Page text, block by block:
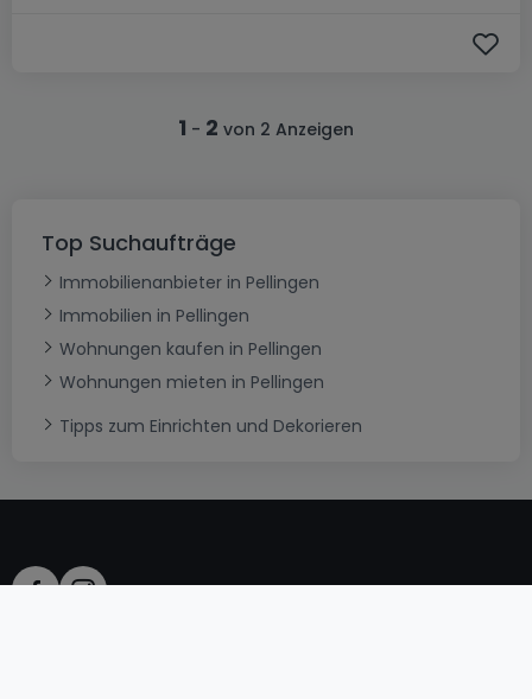
1 - 2 von 2 Anzeigen
Top Suchaufträge
Immobilienanbieter in Pellingen
Immobilien in Pellingen
Wohnungen kaufen in Pellingen
Wohnungen mieten in Pellingen
Tipps zum Einrichten und Dekorieren